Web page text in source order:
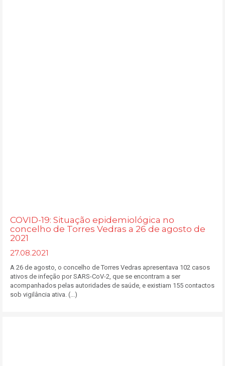
COVID-19: Situação epidemiológica no
concelho de Torres Vedras a 26 de agosto de
2021
27.08.2021
A 26 de agosto, o concelho de Torres Vedras apresentava 102 casos
ativos de infeção por SARS-CoV-2, que se encontram a ser
acompanhados pelas autoridades de saúde, e existiam 155 contactos
sob vigilância ativa. (...)